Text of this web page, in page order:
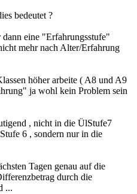
bedeutet ?
dann eine "Erfahrungsstufe"
mehr nach Alter/Erfahrung
höher arbeite ( A8 und A9
ja wohl kein Problem sein
, nicht in die ÜlStufe7
6 , sondern nur in die
Tagen genau auf die
durch die
...